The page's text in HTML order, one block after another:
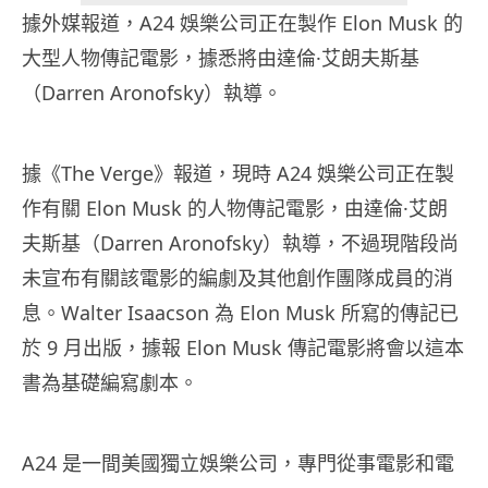
據外媒報道，A24 娛樂公司正在製作 Elon Musk 的
大型人物傳記電影，據悉將由達倫·艾朗夫斯基
（Darren Aronofsky）執導。
據《The Verge》報道，現時 A24 娛樂公司正在製
作有關 Elon Musk 的人物傳記電影，由達倫·艾朗
夫斯基（Darren Aronofsky）執導，不過現階段尚
未宣布有關該電影的編劇及其他創作團隊成員的消
息。Walter Isaacson 為 Elon Musk 所寫的傳記已
於 9 月出版，據報 Elon Musk 傳記電影將會以這本
書為基礎編寫劇本。
A24 是一間美國獨立娛樂公司，專門從事電影和電